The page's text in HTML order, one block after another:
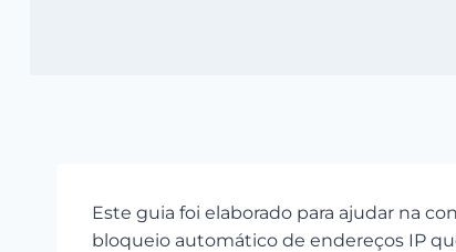
Este guia foi elaborado para ajudar na
bloqueio automático de endereços IP